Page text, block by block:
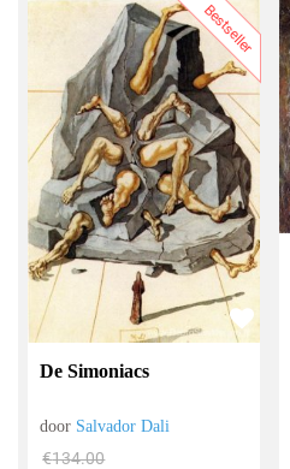
Bestseller
De Simoniacs
door Salvador Dali
€134.00